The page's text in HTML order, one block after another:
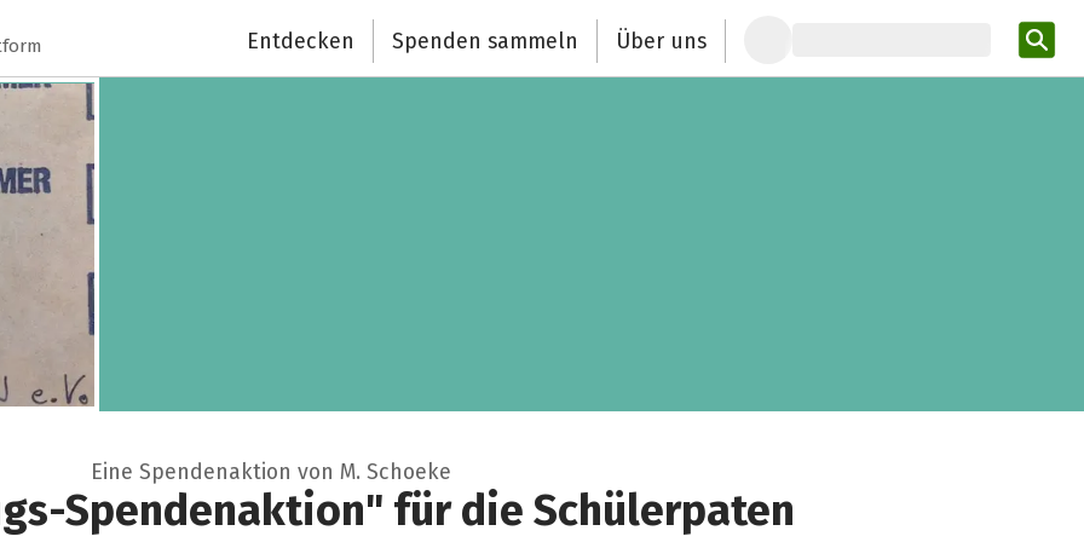
Entdecken Spenden sammeln Über uns
Eine Spendenaktion von M. Schoeke
Spendenaktion" für die Schülerpaten